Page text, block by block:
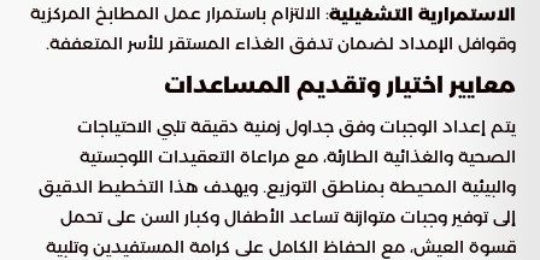
الاستمرارية التشغيلية: الالتزام باستمرار عمل المطابخ المركزية
وقوافل الإمداد لضمان تدفق الغذاء المستقر للأسر المتعففة.
معايير اختيار وتقديم المساعدات
يتم إعداد الوجبات وفق جداول زمنية دقيقة تلبي الاحتياجات
الصحية والغذائية الطارئة، مع مراعاة التعقيدات اللوجستية
والبيئية المحيطة بمناطق التوزيع. ويهدف هذا التخطيط الدقيق
إلى توفير وجبات متوازنة تساعد الأطفال وكبار السن على تحمل
قسوة العيش، مع الحفاظ الكامل على كرامة المستفيدين وتلبية